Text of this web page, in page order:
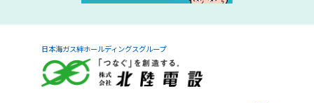
日本海ガス絆ホールディングスグループ